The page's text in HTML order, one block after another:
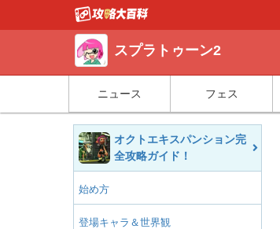
スプラトゥーン2
ニュース フェス
オクトエキスパンション完
全攻略ガイド！
始め方
登場キャラ＆世界観